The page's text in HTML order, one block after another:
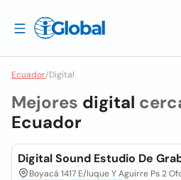
Ecuador/Digital
Mejores digital
Ecuador
Digital Sound Estudio De
Boyacá 1417 E/luque Y Aguirre Ps 2